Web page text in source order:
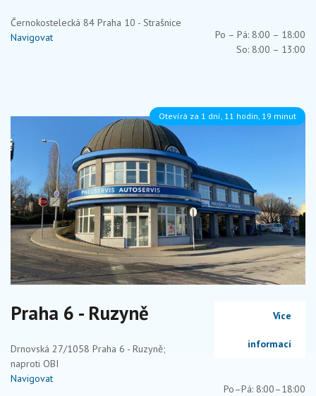
Černokostelecká 84 Praha 10 - Strašnice
Navigovat
Po – Pá: 8:00 – 18:00
So: 8:00 – 13:00
Otevírá za 1 dní, 11 hodin, 19 minut
Praha 6 - Ruzyně
Drnovská 27/1058 Praha 6 - Ruzyně;
naproti OBI
Navigovat
Více
informací
Po–Pá: 8:00–18:00